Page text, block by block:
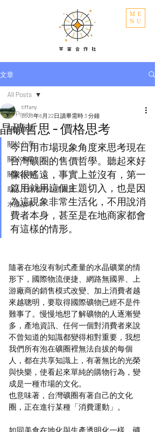
ME
NU
文章
All Posts
關於療癒
關於分享
關於水晶
關於故事
助人工作者的心理素質
水晶故事
All Posts
晶礦哲思 - 價格思考
tiffany
2023年6月22日 讀畢需時 3 分鐘
今日用市場現象角度來思考現在
台灣礦圈的售價哲學。聽起來好
像很遙遠，事實上並沒有，第一
篇用就用這個主題切入，也是因
為這現象非常生活化，不用說消
費者本身，甚至是在地商家都會
有這樣的情形。
隨著在地沒有制式產量的水晶礦業的情
形下，國際物流便捷、網路無國界、上
游廠商的銷售模式改變、加上消費者越
來越聰明，要取得國際礦物已經不是件
難事了。慢慢地想了解礦物的人逐漸變
多，產地資訊、任何一個對消費者來說
不曾知道的知識都變得相對重要，我想
我們所有泡在礦圈裡無法自拔的每個
人，都在共享知識上，有著無比的光榮
與快樂，使看起來單純的購物行為，變
成是一種市場的文化。
也意味著，台灣礦圈有著自己的文化
圈，正在進行某種「消費運動」。
如同美食在地化與生產透明化一樣，礦